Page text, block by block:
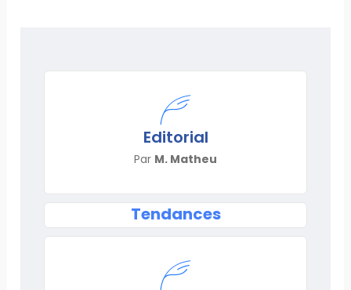
Editorial
Par M. Matheu
Tendances